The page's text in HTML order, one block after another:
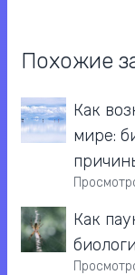
Похожие
Как
мире:
Как